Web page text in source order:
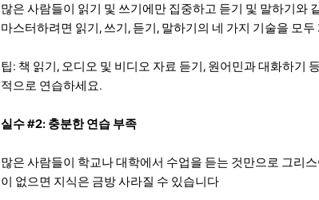
많은 사람들이 읽기 및 쓰기에만 집중하고 듣기 및 말하기와
마스터하려면 읽기, 쓰기, 듣기, 말하기의 네 가지 기술을 모
팁: 책 읽기, 오디오 및 비디오 자료 듣기, 원어민과 대화하기
적으로 연습하세요.
실수 #2: 충분한 연습 부족
많은 사람들이 학교나 대학에서 수업을 듣는 것만으로 그리
이 없으면 지식은 금방 사라질 수 있습니다